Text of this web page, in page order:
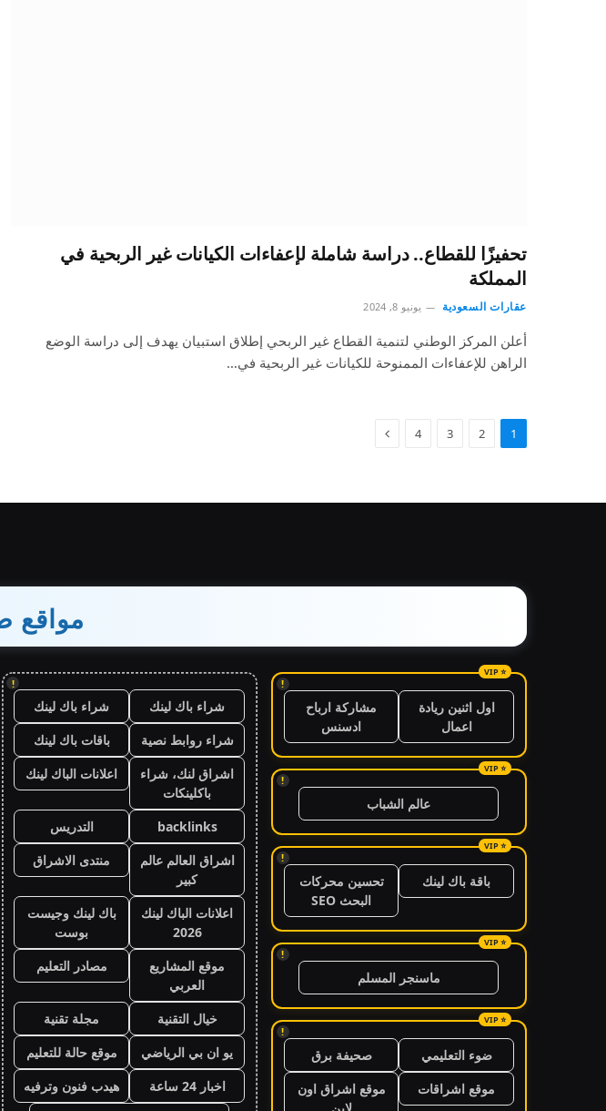
تحفيزًا للقطاع.. دراسة شاملة لإعفاءات الكيانات غير الربحية في
المملكة
عقارات السعودية يونيو 8, 2024
أعلن المركز الوطني لتنمية القطاع غير الربحي إطلاق استبيان يهدف إلى دراسة الوضع
الراهن للإعفاءات الممنوحة للكيانات غير الربحية في…
1
2
3
4
مواقع
!
اول اثنين ريادة
اعمال
مشاركة ارباح
ادسنس
!
عالم الشباب
!
باقة باك لينك
تحسين محركات
البحث SEO
!
ماسنجر المسلم
!
ضوء التعليمي
صحيفة برق
موقع اشراقات
موقع اشراق اون
لاين
!
شراء باك لينك
شراء باك لينك
شراء روابط نصية
باقات باك لينك
اشراق لنك، شراء
باكلينكات
اعلانات الباك لينك
backlinks
التدريس
اشراق العالم عالم
كبير
منتدى الاشراق
اعلانات الباك لينك
2026
باك لينك وجيست
بوست
موقع المشاريع
العربي
مصادر التعليم
خيال التقنية
مجلة تقنية
يو ان بي الرياضي
موقع حالة للتعليم
اخبار 24 ساعة
هيدب فنون وترفيه